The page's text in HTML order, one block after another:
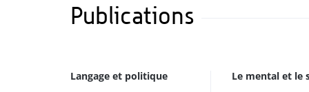
Publications
Langage et politique Le mental et le